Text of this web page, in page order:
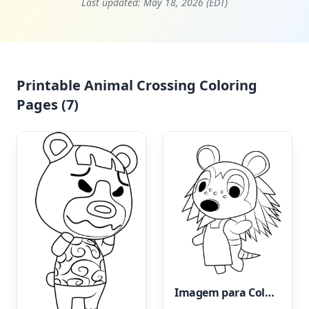
Printable Animal Crossing Coloring
Pages (7)
Imagem para Colorir com Tema Animal Crossing